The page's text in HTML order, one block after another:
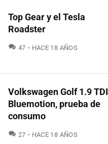
Top Gear y el Tesla
Roadster
47 COMENTARIOS
HACE 18 AÑOS
Volkswagen Golf 1.9 TDI
Bluemotion, prueba de
consumo
27 COMENTARIOS
HACE 18 AÑOS